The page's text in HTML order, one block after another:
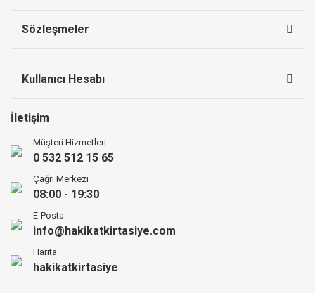
Sözleşmeler
Kullanıcı Hesabı
İletişim
Müşteri Hizmetleri
0 532 512 15 65
Çağrı Merkezi
08:00 - 19:30
E-Posta
info@hakikatkirtasiye.com
Harita
hakikatkirtasiye